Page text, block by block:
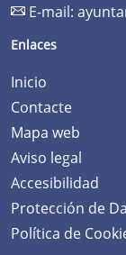
E-mail:
Enlaces
Inicio
Contacte
Mapa web
Aviso legal
Accesibilidad
Protección de
Política de